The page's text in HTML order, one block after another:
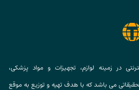
در زمینه لوازم، تجهیزات و مواد پزشکی،
می باشد که با هدف تهیه و توزیع به موقع